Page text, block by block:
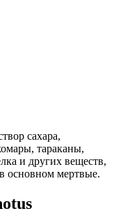
сахара,
тараканы,
и других веществ,
основном мертвые.